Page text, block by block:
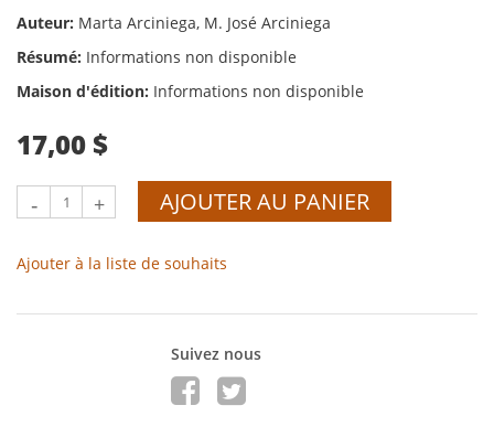
Auteur: Marta Arciniega, M. José Arciniega
Résumé: Informations non disponible
Maison d'édition: Informations non disponible
17,00 $
- + AJOUTER AU PANIER
Ajouter à la liste de souhaits
Suivez nous